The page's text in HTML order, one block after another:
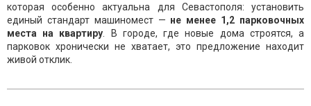
которая особенно актуальна для Севастополя: установить
единый стандарт машиномест — не менее 1,2 парковочных
места на квартиру . В городе, где новые дома строятся, а
парковок хронически не хватает, это предложение находит
живой отклик.